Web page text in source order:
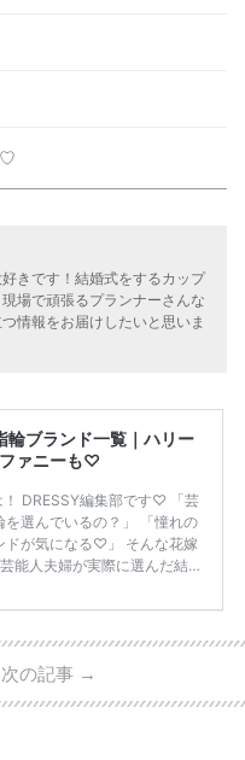
♡
きです！結婚式をするカップ
場で頑張るプランナーさんな
情報をお届けしたいと思いま
輪ブランド一覧｜ハリー
ァニーも♡
DRESSY編集部です♡ 「芸
選んでいるの？」 「憧れの
ドが気になる♡」 そんな花嫁
能人夫婦が実際に選んだ結婚
ィエ、ティファニーなど世界
まで幅広くご紹介。 さらに、
婦 ・リングの特徴や魅力 ・
次の記事 →